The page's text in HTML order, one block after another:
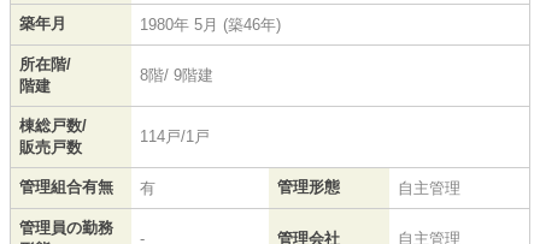
築年月 1980年 5月 (築46年)
所在階/
階建
8階/ 9階建
棟総戸数/
販売戸数
114戸/1戸
管理組合有無 有 管理形態 自主管理
管理員の勤務
- 管理会社 自主管理